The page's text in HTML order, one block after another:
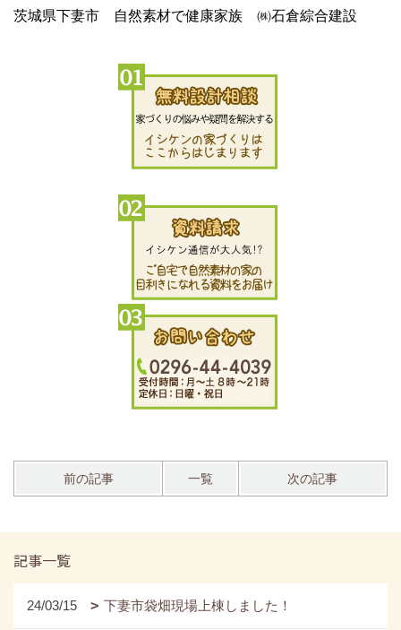
茨城県下妻市 自然素材で健康家族 ㈱石倉綜合建設
前の記事 一覧 次の記事
記事一覧
24/03/15 下妻市袋畑現場上棟しました！